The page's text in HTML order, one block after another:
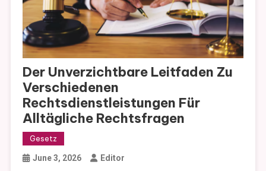
Der Unverzichtbare Leitfaden Zu
Verschiedenen
Rechtsdienstleistungen Für
Alltägliche Rechtsfragen
Gesetz
June 3, 2026 Editor